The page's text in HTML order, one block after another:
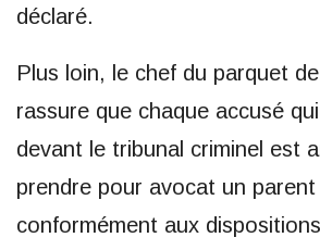
déclaré.
Plus loin, le chef du parquet
rassure que chaque accusé
devant le tribunal criminel est
prendre pour avocat un
conformément aux